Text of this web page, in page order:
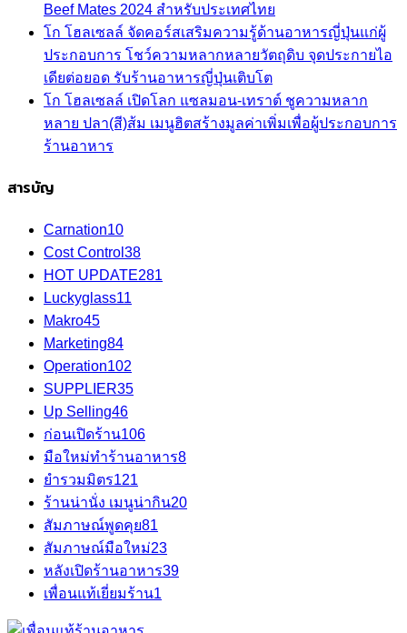
Beef Mates 2024 สำหรับประเทศไทย
โก โฮลเซลล์ จัดคอร์สเสริมความรู้ด้านอาหารญี่ปุ่นแก่ผู้
ประกอบการ โชว์ความหลากหลายวัตถุดิบ จุดประกายไอ
เดียต่อยอด รับร้านอาหารญี่ปุ่นเติบโต
โก โฮลเซลล์ เปิดโลก แซลมอน-เทราต์ ชูความหลาก
หลาย ปลา(สี)ส้ม เมนูฮิตสร้างมูลค่าเพิ่มเพื่อผู้ประกอบการ
ร้านอาหาร
สารบัญ
Carnation10
Cost Control 38
HOT UPDATE281
Luckyglass11
Makro45
Marketing84
Operation102
SUPPLIER35
Up Selling46
ก่อนเปิดร้าน106
มือใหม่ทำร้านอาหาร8
ยำรวมมิตร121
ร้านน่านั่ง เมนูน่ากิน20
สัมภาษณ์พูดคุย81
สัมภาษณ์มือใหม่23
หลังเปิดร้านอาหาร39
เพื่อนแท้เยี่ยมร้าน1